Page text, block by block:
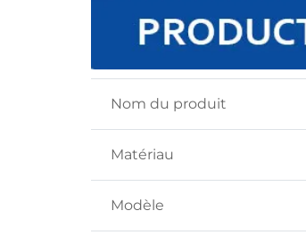
Nom du produit
Matériau
Modèle